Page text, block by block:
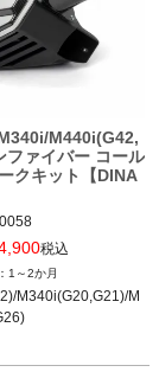
M440i(G42,
ファイバー コール
クキット【DINA
21-
20-
税込
1～2か月
M340i(G20,G21)/M